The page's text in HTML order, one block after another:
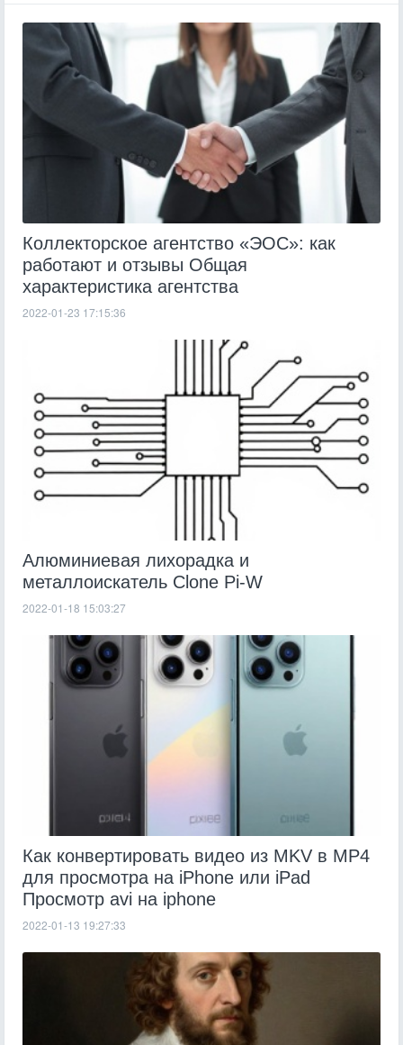
Коллекторское агентство «ЭОС»: как
работают и отзывы Общая
характеристика агентства
2022-01-23 17:15:36
Алюминиевая лихорадка и
металлоискатель Clone Pi-W
2022-01-18 15:03:27
Как конвертировать видео из MKV в MP4
для просмотра на iPhone или iPad
Просмотр avi на iphone
2022-01-13 19:27:33